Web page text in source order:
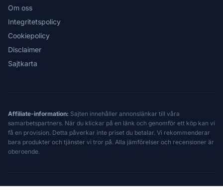
Om oss
Integritetspolicy
Cookiepolicy
Disclaimer
Sajtkarta
Affiliate-information: Sajten innehåller annonslänkar till våra
samarbetspartners. När du klickar på en länk och genomför ett köp kan vi
få en provision. Detta påverkar inte priset du betalar. Vi rekommenderar
bara produkter och tjänster vi tror på. Alla jämförelser och recensioner är
oberoende.